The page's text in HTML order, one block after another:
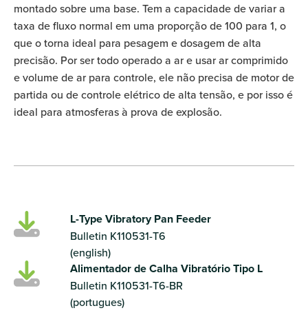
montado sobre uma base. Tem a capacidade de variar a
taxa de fluxo normal em uma proporção de 100 para 1, o
que o torna ideal para pesagem e dosagem de alta
precisão. Por ser todo operado a ar e usar ar comprimido
e volume de ar para controle, ele não precisa de motor de
partida ou de controle elétrico de alta tensão, e por isso é
ideal para atmosferas à prova de explosão.
L-Type Vibratory Pan Feeder
Bulletin K110531-T6
(english)
Alimentador de Calha Vibratório Tipo L
Bulletin K110531-T6-BR
(portugues)